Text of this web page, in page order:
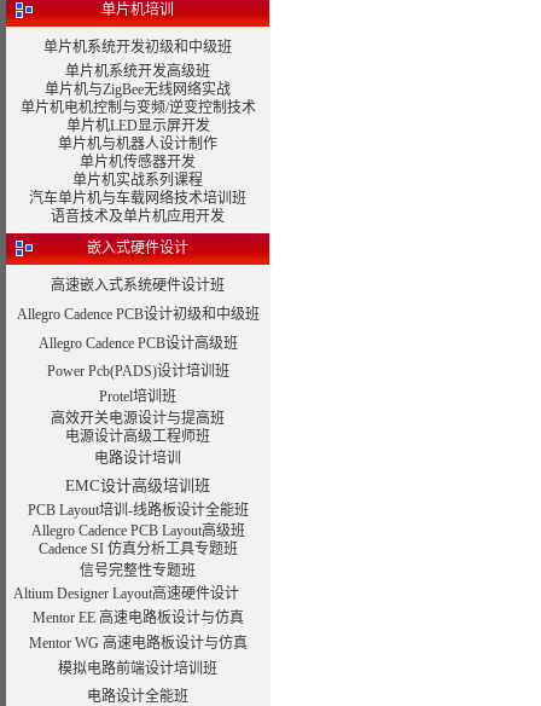
单片机培训
单片机系统开发初级和中级班
单片机系统开发高级班
单片机与ZigBee无线网络实战
单片机电机控制与变频/逆变控制技术
单片机LED显示屏开发
单片机与机器人设计制作
单片机传感器开发
单片机实战系列课程
汽车单片机与车载网络技术培训班
语音技术及单片机应用开发
嵌入式硬件设计
高速嵌入式系统硬件设计班
Allegro Cadence PCB设计初级和中级班
Allegro Cadence PCB设计高级班
Power Pcb(PADS)设计培训班
Protel培训班
高效开关电源设计与提高班
电源设计高级工程师班
电路设计培训
EMC设计高级培训班
PCB Layout培训-线路板设计全能班
Allegro Cadence PCB Layout高级班
Cadence SI 仿真分析工具专题班
信号完整性专题班
Altium Designer Layout高速硬件设计
Mentor EE 高速电路板设计与仿真
Mentor WG 高速电路板设计与仿真
模拟电路前端设计培训班
电路设计全能班